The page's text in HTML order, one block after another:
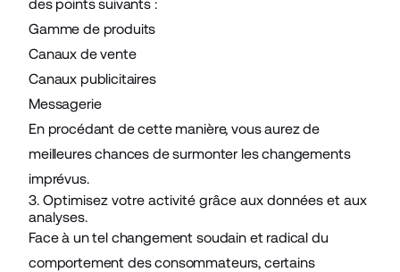
des points suivants :
Gamme de produits
Canaux de vente
Canaux publicitaires
Messagerie
En procédant de cette manière, vous aurez de
meilleures chances de surmonter les changements
imprévus.
3. Optimisez votre activité grâce aux données et aux
analyses.
Face à un tel changement soudain et radical du
comportement des consommateurs, certains